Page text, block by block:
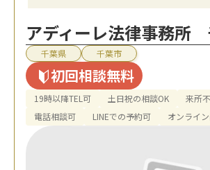
アディーレ法律事務所
千葉県 千葉市
初回相談無料
19時以降TEL可 土日祝の相談OK
来所
電話相談可
LINEでの予約可 オンライ